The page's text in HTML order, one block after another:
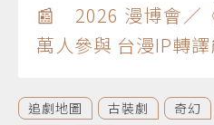
📰 2026 漫博會／
萬人參與 台漫IP轉
追劇地圖 古裝劇 奇幻